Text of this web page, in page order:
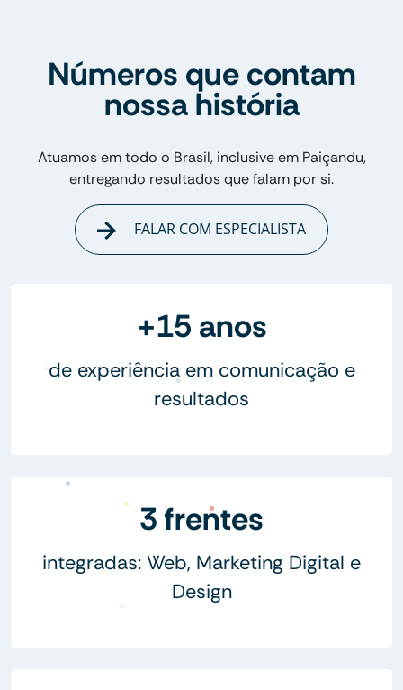
Números que contam
nossa história
Atuamos em todo o Brasil, inclusive em Paiçandu,
entregando resultados que falam por si.
FALAR COM ESPECIALISTA
+15 anos
de experiência em comunicação e
resultados
3 frentes
integradas: Web, Marketing Digital e
Design